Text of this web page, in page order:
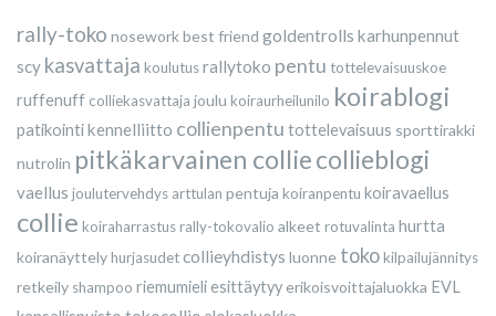
rally-toko noseworkbest friend goldentrolls karhunpennut
scy kasvattaja koulutusrallytoko pentu tottelevaisuuskoe
ruffenuff colliekasvattaja joulu koiraurheilunilo koirablogi
patikointikennelliitto collienpentu tottelevaisuus sporttirakki
nutrolin pitkäkarvainen colliecollieblogi
vaellus joulutervehdys arttulan pentuja koiranpentu koiravaellus
collie koiraharrastusrally-tokovalio alkeet rotuvalinta hurtta
koiranäyttelyhurjasudetcollieyhdistys luonne tokokilpailujännitys
retkeily shampoo riemumieli esittäytyy erikoisvoittajaluokka EVL